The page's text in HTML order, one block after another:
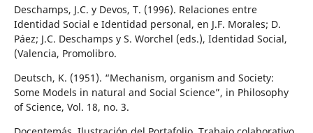
Deschamps, J.C. y Devos, T. (1996). Relaciones entre
Identidad Social e Identidad personal, en J.F. Morales; D.
Páez; J.C. Deschamps y S. Worchel (eds.), Identidad Social,
(Valencia, Promolibro.
Deutsch, K. (1951). “Mechanism, organism and Society:
Some Models in natural and Social Science”, in Philosophy
of Science, Vol. 18, no. 3.